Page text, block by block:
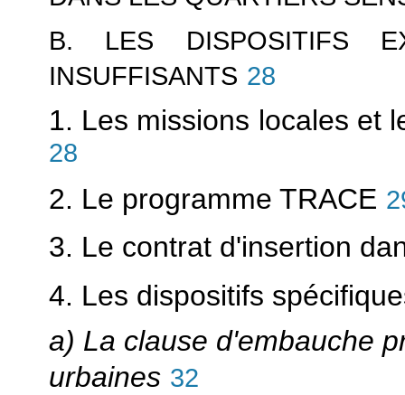
B. LES DISPOSITIFS
INSUFFISANTS 28
1. Les missions locales et
28
2. Le programme TRACE
3. Le contrat d'insertion
4. Les dispositifs
a) La clause d'embauche
urbaines 32